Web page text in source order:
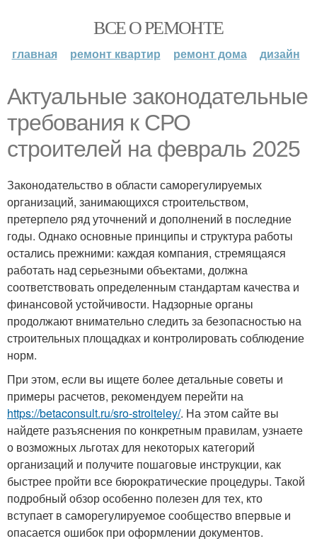
ВСЕ О РЕМОНТЕ
главная ремонт квартир ремонт дома дизайн
Актуальные законодательные
требования к СРО
строителей на февраль 2025
Законодательство в области саморегулируемых
организаций, занимающихся строительством,
претерпело ряд уточнений и дополнений в последние
годы. Однако основные принципы и структура работы
остались прежними: каждая компания, стремящаяся
работать над серьезными объектами, должна
соответствовать определенным стандартам качества и
финансовой устойчивости. Надзорные органы
продолжают внимательно следить за безопасностью на
строительных площадках и контролировать соблюдение
норм.
При этом, если вы ищете более детальные советы и
примеры расчетов, рекомендуем перейти на
https://betaconsult.ru/sro-stroiteley/. На этом сайте вы
найдете разъяснения по конкретным правилам, узнаете
о возможных льготах для некоторых категорий
организаций и получите пошаговые инструкции, как
быстрее пройти все бюрократические процедуры. Такой
подробный обзор особенно полезен для тех, кто
вступает в саморегулируемое сообщество впервые и
опасается ошибок при оформлении документов.